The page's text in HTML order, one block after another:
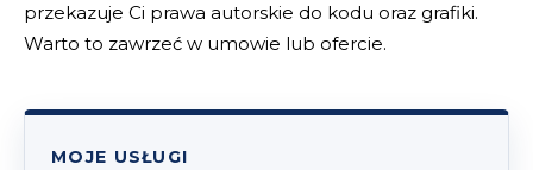
przekazuje Ci prawa autorskie do kodu oraz grafiki.
Warto to zawrzeć w umowie lub ofercie.
MOJE USŁUGI